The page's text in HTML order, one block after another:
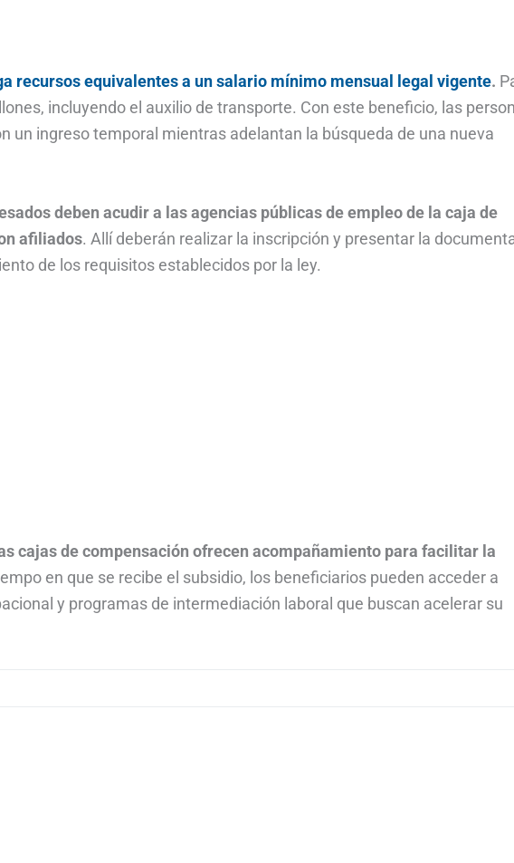
recursos equivalentes a un salario mínimo mensual legal vigente.
incluyendo el auxilio de transporte. Con este beneficio, las
un ingreso temporal mientras adelantan la búsqueda de una nueva
deben acudir a las agencias públicas de empleo de la caja de
afiliados. Allí deberán realizar la inscripción y presentar la
de los requisitos establecidos por la ley.
cajas de compensación ofrecen acompañamiento para facilitar la
en que se recibe el subsidio, los beneficiarios pueden acceder a
y programas de intermediación laboral que buscan acelerar su